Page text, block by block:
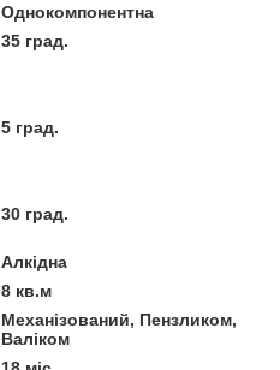
Однокомпонентна
35 град.
5 град.
30 град.
Алкідна
8 кв.м
Механізований, Пензликом,
Валіком